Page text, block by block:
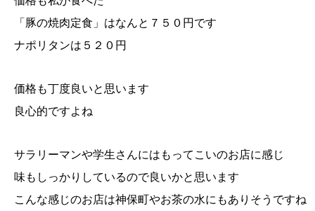
「豚の焼肉定食」はなんと７５０円です
ナポリタンは５２０円
価格も丁度良いと思います
良心的ですよね
サラリーマンや学生さんにはもってこいのお店に感じ
味もしっかりしているので良いかと思います
こんな感じのお店は神保町やお茶の水にもありそうですね